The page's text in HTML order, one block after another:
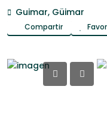
Guimar, Güimar
Compartir